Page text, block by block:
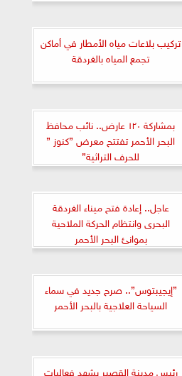
تركيب بلاعات مياه الأمطار في أماكن
تجمع المياه بالغردقة
بمشاركة ١٢٠ عارض.. نائب محافظ
البحر الأحمر تفتتح معرض ”كنوز ”
للحرف التراثية”
عاجل.. إعادة فتح ميناء الغردقة
البحرى وانتظام الحركة الملاحية
بموانئ البحر الأحمر
”إيجيبتوس”.. صرح جديد في سماء
السياحة العلاجية بالبحر الأحمر
رئيس مدينة القصير يشهد فعاليات